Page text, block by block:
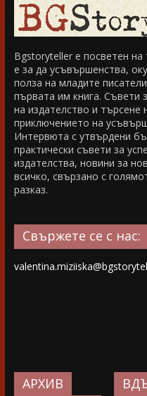
Bgstoryteller е посветен
е за да усъвършенства,
полза на младите
първата им книга. Съвети
на издателство и търсене
приключението на
Интервюта с утвърдени
практически съвети за
издателства, новини за
всичко, свързано с
разказ.
Свържете се с нас:
АРХИВ